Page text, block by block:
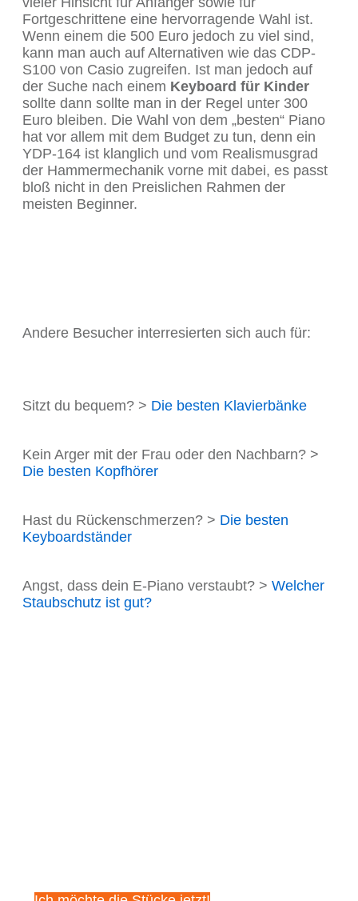
Fortgeschrittene eine hervorragende Wahl ist.
Wenn einem die 500 Euro jedoch zu viel sind,
kann man auch auf Alternativen wie das CDP-
S100 von Casio zugreifen. Ist man jedoch auf
der Suche nach einem Keyboard für Kinder
sollte dann sollte man in der Regel unter 300
Euro bleiben. Die Wahl von dem „besten“ Piano
hat vor allem mit dem Budget zu tun, denn ein
YDP-164 ist klanglich und vom Realismusgrad
der Hammermechanik vorne mit dabei, es passt
bloß nicht in den Preislichen Rahmen der
meisten Beginner.
Andere Besucher interresierten sich auch für:
Sitzt du bequem? > Die besten Klavierbänke
Kein Arger mit der Frau oder den Nachbarn? >
Die besten Kopfhörer
Hast du Rückenschmerzen? > Die besten
Keyboardständer
Angst, dass dein E-Piano verstaubt? > Welcher
Staubschutz ist gut?